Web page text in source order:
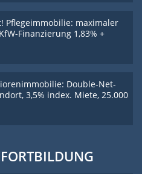
Pflegeimmobilie: maximaler
Finanzierung 1,83% +
Double-Net-
3,5% index. Miete, 25.000